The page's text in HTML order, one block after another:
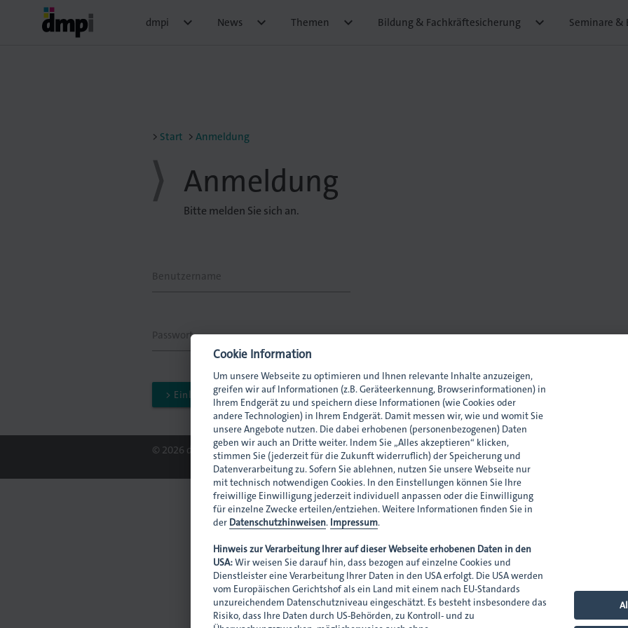
dmpi  News  Themen  Bildung & Fachkräftesicherung  Seminare &
Start Anmeldung
Anmeldung
Bitte melden Sie sich an.
Benutzername
Passwort
> Einloggen
© 2026 dmpi Cookie-Einstellungen
Cookie Information
Um unsere Webseite zu optimieren und Ihnen relevante Inhalte anzuzeigen,
greifen wir auf Informationen (z.B. Geräteerkennung, Browserinformationen) in
Ihrem Endgerät zu und speichern diese Informationen (wie Cookies oder
andere Technologien) in Ihrem Endgerät. Damit messen wir, wie und womit Sie
unsere Angebote nutzen. Die dabei erhobenen (personenbezogenen) Daten
geben wir auch an Dritte weiter. Indem Sie „Alles akzeptieren“ klicken,
stimmen Sie (jederzeit für die Zukunft widerruflich) der Speicherung und
Datenverarbeitung zu. Sofern Sie ablehnen, nutzen Sie unsere Webseite nur
mit technisch notwendigen Cookies. In den Einstellungen können Sie Ihre
freiwillige Einwilligung jederzeit individuell anpassen oder die Einwilligung
für einzelne Zwecke erteilen/entziehen. Weitere Informationen finden Sie in
der Datenschutzhinweisen. Impressum.
Hinweis zur Verarbeitung Ihrer auf dieser Webseite erhobenen Daten in den
USA:Wir weisen Sie darauf hin, dass bezogen auf einzelne Cookies und
Dienstleister eine Verarbeitung Ihrer Daten in den USA erfolgt. Die USA werden
vom Europäischen Gerichtshof als ein Land mit einem nach EU-Standards
unzureichendem Datenschutzniveau eingeschätzt. Es besteht insbesondere das
Risiko, dass Ihre Daten durch US-Behörden, zu Kontroll- und zu